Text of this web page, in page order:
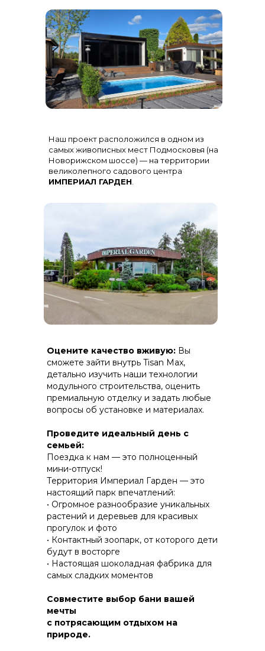
Оцените качество вживую: Вы
сможете зайти внутрь Tisan Max,
детально изучить наши технологии
модульного строительства, оценить
премиальную отделку и задать любые
вопросы об установке и материалах.
Проведите идеальный день с
семьей:
Поездка к нам — это полноценный
мини-отпуск!
Территория Империал Гарден — это
настоящий парк впечатлений:
• Огромное разнообразие уникальных
растений и деревьев для красивых
прогулок и фото
• Контактный зоопарк, от которого дети
будут в восторгe
• Настоящая шоколадная фабрика для
самых сладких моментов
Совместите выбор бани вашей
мечты
с потрясающим отдыхом на
природе.
Наш проект расположился в одном из
самых живописных мест Подмосковья (на
Новорижском шоссе) — на территории
великолепного садового центра
ИМПЕРИАЛ ГАРДЕН
(дерево-полимерный композит) на
скрытом крепеже.
алюминиевыми импостами
черного цвета для жесткости и
стиля
ПРАКТИЧНОСТЬ И ЗАЩИТА ОТ НЕПОГОДЫ
КОНСТРУКТИВ И
ЭНЕРГОЭФФЕКТИВНОСТЬ